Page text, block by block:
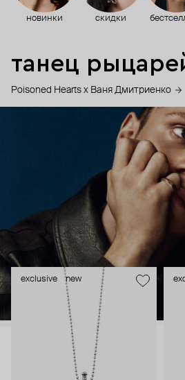
новинки скидки
танец
Poisoned Hearts х Ваня Дмитриенко
exclusive new